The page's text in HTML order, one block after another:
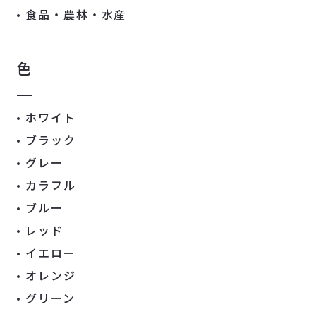
食品・農林・水産
色
ホワイト
ブラック
グレー
カラフル
ブルー
レッド
イエロー
オレンジ
グリーン